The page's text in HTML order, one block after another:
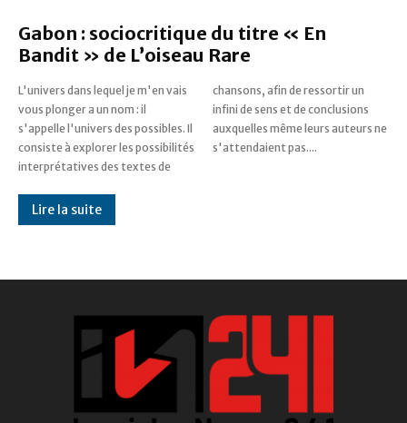
Gabon : sociocritique du titre « En
Bandit » de L’oiseau Rare
L'univers dans lequel je m'en vais
vous plonger a un nom : il
s'appelle l'univers des possibles. Il
consiste à explorer les possibilités
interprétatives des textes de
chansons, afin de ressortir un
infini de sens et de conclusions
auxquelles même leurs auteurs ne
s'attendaient pas....
Lire la suite